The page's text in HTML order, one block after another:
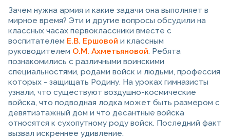
Зачем нужна армия и какие задачи она выполняет в
мирное время? Эти и другие вопросы обсудили на
классных часах первоклассники вместе с
воспитателем Е.В. Ершовой и классным
руководителем О.М. Ахметьяновой. Ребята
познакомились с различными воинскими
специальностями, родами войск и людьми, профессия
которых - защищать Родину. На уроках гимназисты
узнали, что существуют воздушно-космические
войска, что подводная лодка может быть размером с
девятиэтажный дом и что десантные войска
относятся к сухопутному роду войск. Последний факт
вызвал искреннее удивление.